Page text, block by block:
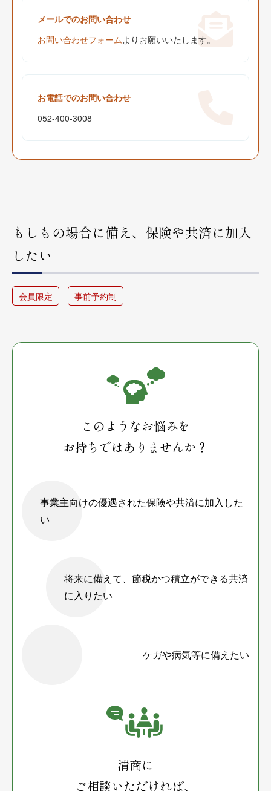
メールでのお問い合わせ
お問い合わせフォームよりお願いいたします。
お電話でのお問い合わせ
052-400-3008
もしもの場合に備え、保険や共済に加入
したい
会員限定 事前予約制
このようなお悩みを
お持ちではありませんか？
事業主向けの優遇された保険や共済に加入した
い
将来に備えて、節税かつ積立ができる共済
に入りたい
ケガや病気等に備えたい
清商に
ご相談いただければ、